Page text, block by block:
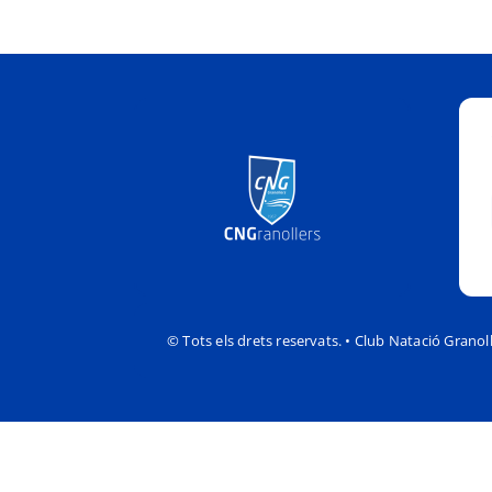
© Tots els drets reservats. • Club Natació